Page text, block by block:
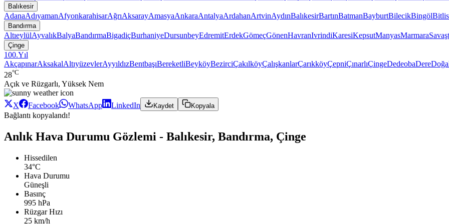
Balıkesir
AdanaAdıyamanAfyonkarahisarAğrıAksarayAmasyaAnkaraAntalyaArdahanArtvinAydınBalıkesirBartınBatmanBayburtBilecikBingölBitlis
Bandırma
AltıeylülAyvalıkBalyaBandırmaBigadiçBurhaniyeDursunbeyEdremitErdekGömeçGönenHavranIvrindiKaresiKepsutManyasMarmara
Çinge
100.Yıl
AkçapınarAksakalAltıyüzevlerAyyıldızBentbaşıBereketliBeyköyBezirciÇakılköyÇalışkanlarÇarıkköyÇepniÇınarlıÇingeDedeobaDereDoğa
28°C
Açık ve Rüzgarlı, Yüksek Nem
X Facebook WhatsApp LinkedIn Kaydet Kopyala
Bağlantı kopyalandı!
Anlık Hava Durumu Gözlemi - Balıkesir, Bandırma, Çinge
Hissedilen
34°C
Hava Durumu
Güneşli
Basınç
995 hPa
Rüzgar Hızı
25 km/h